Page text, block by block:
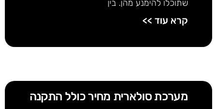
שתוכלו להימנע מהן. בין
קרא עוד >>
מערכת סולארית מחיר כולל התקנה